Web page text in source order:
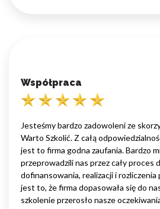
Współpraca
Jesteśmy bardzo zadowoleni ze
Warto Szkolić. Z całą
jest to firma godna zaufania. Bardzo
przeprowadzili nas przez cały proces
dofinansowania, realizacji i
jest to, że firma dopasowała się do
szkolenie przerosło nasze